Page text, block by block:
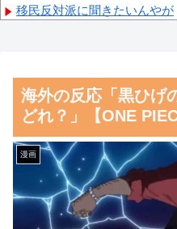
移民反対派に聞きたいんやが
てしまう…
磁気嵐、地球由来のイオンが
主導…JAXAの衛星「あらせ」
が観測！
舌を絡ませて、唾液交換して
── ちゅっちゅしながらの濃厚
エッ画像♪
海外の反応「黒ひげ
どれ？」【ONE
漫画